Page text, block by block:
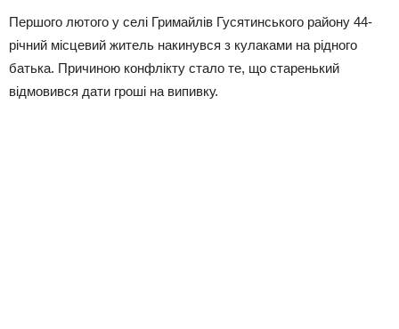
Першого лютого у селі Гримайлів Гусятинського району 44-
річний місцевий житель накинувся з кулаками на рідного
батька. Причиною конфлікту стало те, що старенький
відмовився дати гроші на випивку.